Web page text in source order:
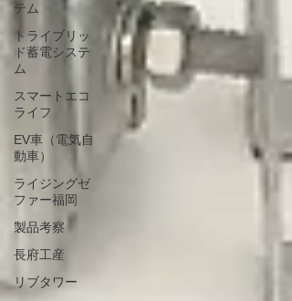
テム
トライブリッ
ド蓄電システ
ム
スマートエコ
ライフ
EV車（電気自
動車）
ライジングゼ
ファー福岡
製品考察
長府工産
リブタワー